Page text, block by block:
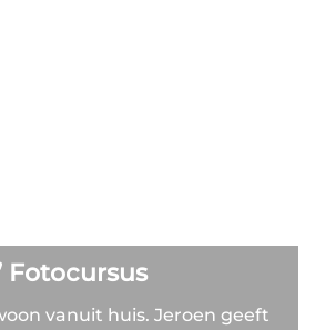
Fotocursus
vanuit huis. Jeroen geeft